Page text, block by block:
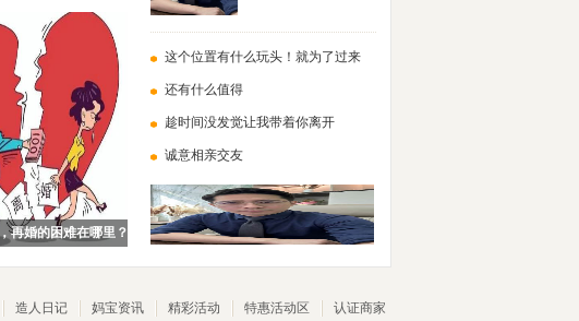
再婚的困难在哪里？
这个位置有什么玩头！就为了过来
还有什么值得
趁时间没发觉让我带着你离开
诚意相亲交友
造人日记 妈宝资讯 精彩活动 特惠活动区 认证商家